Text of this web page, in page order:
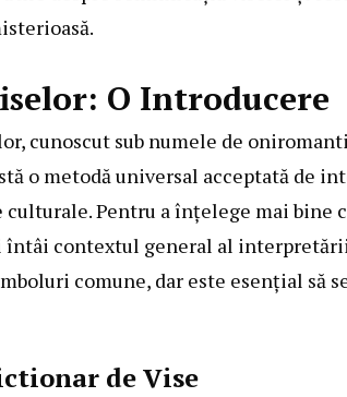
O Introducere
cunoscut sub numele de
o metodă universal acceptată de
Pentru a înțelege mai bine
întâi contextul general al
comune, dar este esențial să
de Vise